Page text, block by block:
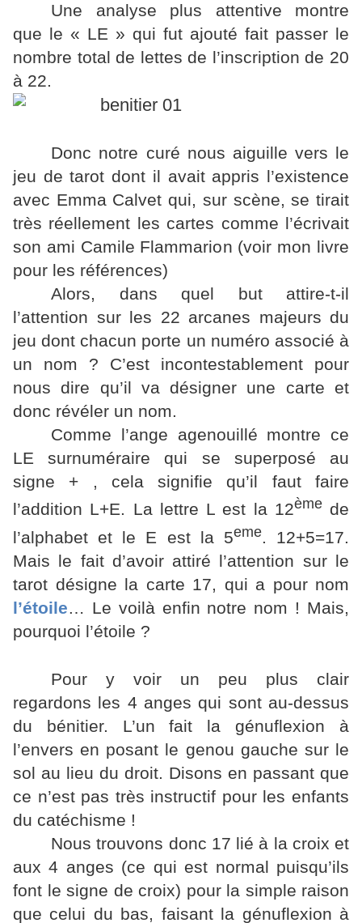
Une analyse plus attentive montre
que le « LE » qui fut ajouté fait passer le
nombre total de lettes de l’inscription de 20
à 22.
Donc notre curé nous aiguille vers le
jeu de tarot dont il avait appris l’existence
avec Emma Calvet qui, sur scène, se tirait
très réellement les cartes comme l’écrivait
son ami Camile Flammarion (voir mon livre
pour les références)
Alors, dans quel but attire-t-il
l’attention sur les 22 arcanes majeurs du
jeu dont chacun porte un numéro associé à
un nom ? C’est incontestablement pour
nous dire qu’il va désigner une carte et
donc révéler un nom.
Comme l’ange agenouillé montre ce
LE surnuméraire qui se superposé au
signe + , cela signifie qu’il faut faire
l’addition L+E. La lettre L est la 12èmede
l’alphabet et le E est la 5eme. 12+5=17.
Mais le fait d’avoir attiré l’attention sur le
tarot désigne la carte 17, qui a pour nom
l’étoile… Le voilà enfin notre nom ! Mais,
pourquoi l’étoile ?
Pour y voir un peu plus clair
regardons les 4 anges qui sont au-dessus
du bénitier. L’un fait la génuflexion à
l’envers en posant le genou gauche sur le
sol au lieu du droit. Disons en passant que
ce n’est pas très instructif pour les enfants
du catéchisme !
Nous trouvons donc 17 lié à la croix et
aux 4 anges (ce qui est normal puisqu’ils
font le signe de croix) pour la simple raison
que celui du bas, faisant la génuflexion à